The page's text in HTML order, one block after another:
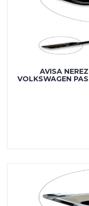
AVISA
VOLKSWAGEN